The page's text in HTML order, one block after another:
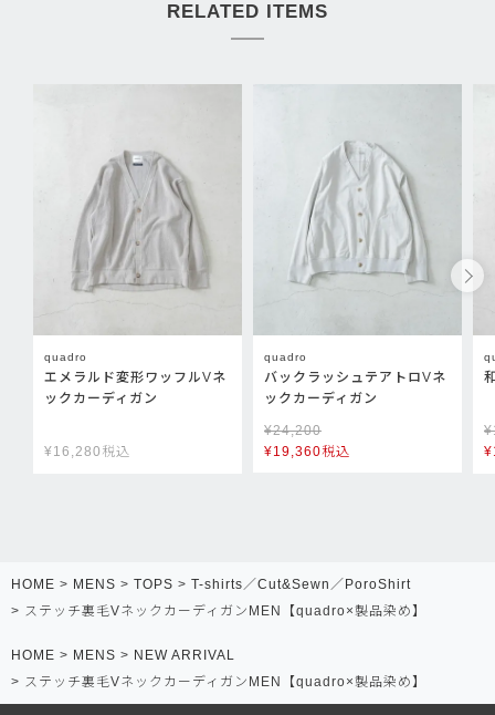
RELATED ITEMS
quadro
エメラルド変形ワッフルVネ
ックカーディガン
¥16,280 税込
quadro
バックラッシュテアトロVネ
ックカーディガン
¥24,200
¥19,360税込
¥
¥
HOME MENS TOPS
T-shirts／Cut&Sewn／PoroShirt
ステッチ裏毛VネックカーディガンMEN【quadro×製品染め】
HOME MENS
NEW ARRIVAL
ステッチ裏毛VネックカーディガンMEN【quadro×製品染め】